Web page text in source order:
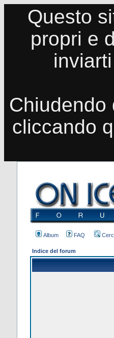
Questo
propri e
Chiudendo
cliccando
Album FAQ
Indice del forum